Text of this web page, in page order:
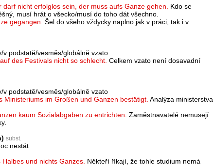
nicht erfolglos sein, der muss aufs Ganze gehen.
Kdo se
musí hrát o všecko/musí do toho dát všechno.
gegangen. Šel do všeho vždycky naplno jak v práci, tak i v
podstatě/vesměs/globálně vzato
des Festivals nicht so schlecht. Celkem vzato není dosavadní
podstatě/vesměs/globálně vzato
Ministeriums im Großen und Ganzen bestätigt. Analýza ministerstva
kaum Sozialabgaben zu entrichten. Zaměstnavatelé nemusejí
subst.
nestát
und nichts Ganzes. Někteří říkají, že tohle studium nemá